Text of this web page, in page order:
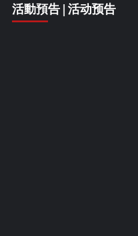
活動預告 | 活动预告